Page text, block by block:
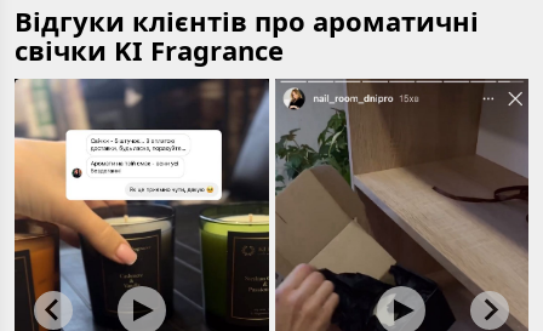
Відгуки клієнтів про ароматичні
свічки KI Fragrance